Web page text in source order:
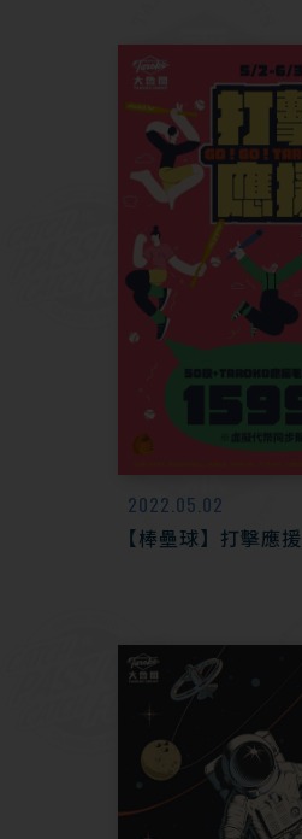
2022.05.02
【棒壘球】打擊應援